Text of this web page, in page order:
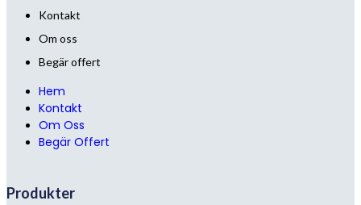
Kontakt
Om oss
Begär offert
Hem
Kontakt
Om Oss
Begär Offert
Produkter